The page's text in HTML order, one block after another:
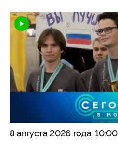
8 августа 2026 года. 10:00